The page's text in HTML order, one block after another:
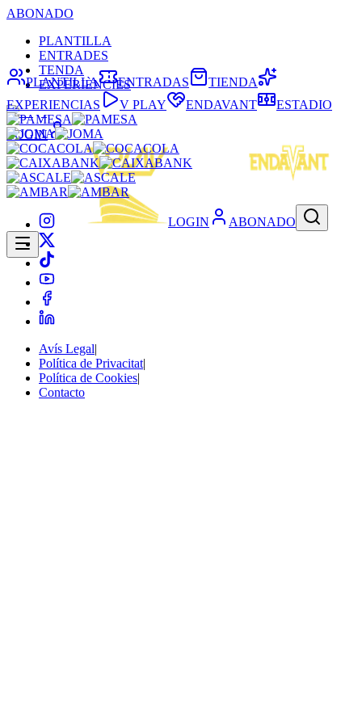
ABONADO
PLANTILLA
ENTRADES
TENDA
EXPERIÈNCIES
LOGIN
LOGIN ABONADO
PLANTILLA ENTRADAS
TIENDA
EXPERIENCIAS
V PLAY ENDAVANT ESTADIO
Avís Legal|
Política de Privacitat|
Política de Cookies|
Contacto